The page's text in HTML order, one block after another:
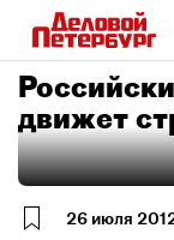
движет
26 июля